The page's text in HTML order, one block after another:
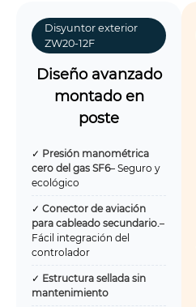
Disyuntor exterior
ZW20-12F
Diseño avanzado
montado en
poste
✓ Presión manométrica
cero del gas SF6– Seguro y
ecológico
✓Conector de aviación
para cableado secundario.–
Fácil integración del
controlador
✓ Estructura sellada sin
mantenimiento